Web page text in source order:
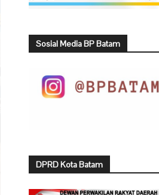
Sosial Media BP Batam
DPRD Kota Batam